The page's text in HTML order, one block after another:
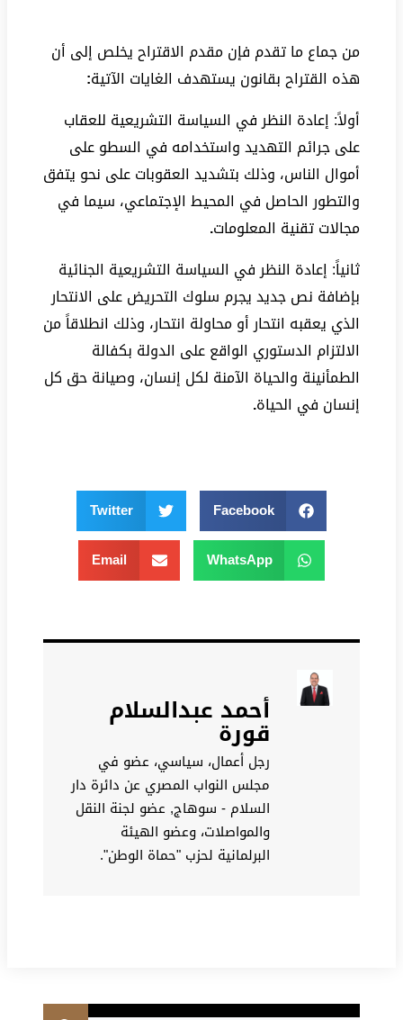
من جماع ما تقدم فإن مقدم الاقتراح يخلص إلى أن
هذه القتراح بقانون يستهدف الغايات الآتية:
أولاً: إعادة النظر في السياسة التشريعية للعقاب
على جرائم التهديد واستخدامه في السطو على
أموال الناس، وذلك بتشديد العقوبات على نحو يتفق
والتطور الحاصل في المحيط الإجتماعي، سيما في
مجالات تقنية المعلومات.
ثانياً: إعادة النظر في السياسة التشريعية الجنائية
بإضافة نص جديد يجرم سلوك التحريض على الانتحار
الذي يعقبه انتحار أو محاولة انتحار، وذلك انطلاقاً من
الالتزام الدستوري الواقع على الدولة بكفالة
الطمأنينة والحياة الآمنة لكل إنسان، وصيانة حق كل
إنسان في الحياة.
Facebook
Twitter
WhatsApp
Email
أحمد عبدالسلام
قورة
رجل أعمال، سياسي، عضو في
مجلس النواب المصري عن دائرة دار
السلام - سوهاج, عضو لجنة النقل
والمواصلات، وعضو الهيئة
البرلمانية لحزب "حماة الوطن".